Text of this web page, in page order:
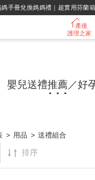
媽手冊兌換媽媽禮｜超實用芬蘭
產後
護理之家
嬰兒送禮推薦／好
用品 送禮組合